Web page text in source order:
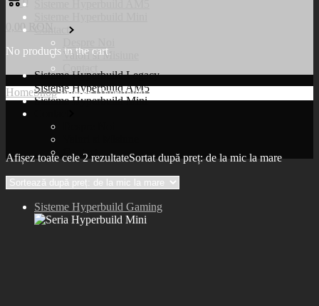
0,00
No products in the cart.
Sisteme Hyperbuild Legacy
Sisteme Hyperbuild AM5
Sisteme Hyperbuild Mini
Contact
Valori si Misiune
HomeShopSisteme Hyperbuild Gaming
Afișez toate cele 2 rezultateSortat după preț: de la mic la mare
Sisteme Hyperbuild Gaming